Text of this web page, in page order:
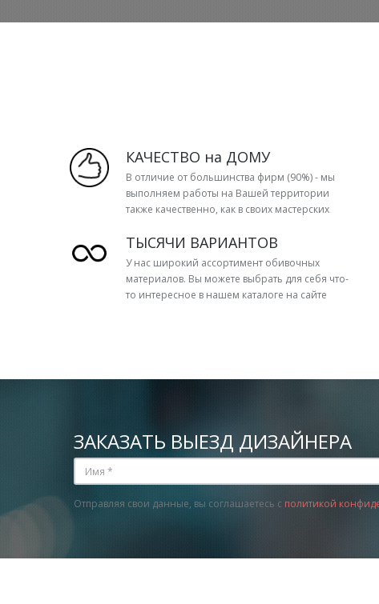
КАЧЕСТВО на ДОМУ
В отличие от большинства фирм (90%) - мы
выполняем работы на Вашей территории
также качественно, как в своих мастерских
ТЫСЯЧИ ВАРИАНТОВ
У нас широкий ассортимент обивочных
материалов. Вы можете выбрать для себя что-
то интересное в нашем каталоге на сайте
ЗАКАЗАТЬ ВЫЕЗД ДИЗАЙНЕРА
Отправляя свои данные, вы соглашаетесь с политикой